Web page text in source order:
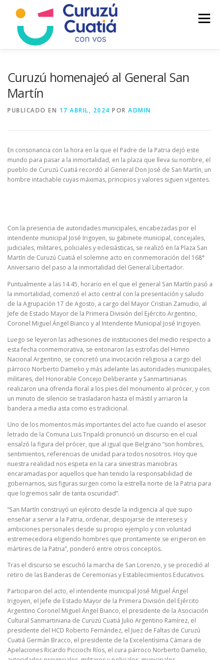
contenido
Menú
Curuzú homenajeó al General San
Martín
PUBLICADO EN 17 ABRIL, 2024 POR ADMIN
En consonancia con la hora en la que el Padre de la Patria dejó este
mundo para pasar a la inmortalidad, en la plaza que lleva su nombre, el
pueblo de Curuzú Cuatiá recordó al General Don José de San Martín, un
hombre intachable cuyas máximas, principios y valores siguen vigentes.
Con la presencia de autoridades municipales, encabezadas por el
intendente municipal José Irigoyen, su gabinete municipal, concejales,
judiciales, militares, policiales y eclesiásticas, se realizó en la Plaza San
Martín de Curuzú Cuatiá el solemne acto en conmemoración del 168°
Aniversario del paso a la inmortalidad del General Libertador.
Puntualmente a las 14.45, horario en el que el general San Martín pasó a
la inmortalidad, comenzó el acto central con la presentación y saludo
de la Agrupación 17 de Agosto, a cargo del Mayor Cristian Zamudio, al
Jefe de Estado Mayor de la Primera División del Ejército Argentino,
Coronel Miguel Ángel Bianco y al Intendente Municipal José Irigoyen.
Luego se leyeron las adhesiones de instituciones del medio respecto a
esta fecha conmemorativa, se entonaron las estrofas del Himno
Nacional Argentino, se concretó una invocación religiosa a cargo del
párroco Norberto Damelio y más adelante las autoridades municipales,
militares, del Honorable Concejo Deliberante y Sanmartinianas
realizaron una ofrenda floral a los pies del monumento al prócer, y con
un minuto de silencio se trasladaron hasta el mástil y arriaron la
bandera a media asta como es tradicional.
Uno de los momentos más importantes del acto fue cuando el asesor
letrado de la Comuna Luis Tripaldi pronunció un discurso en el cual
ensalzó la figura del prócer, que al igual que Belgrano “son hombres,
sentimientos, referencias de unidad para todos nosotros. Hoy que
nuestra realidad nos espeta en la cara siniestras maniobras
encaramadas por aquellos que han tenido la responsabilidad de
gobernarnos, sus figuras surgen como la estrella norte de la Patria para
que logremos salir de tanta oscuridad”.
“San Martín construyó un ejército desde la indigencia al que supo
enseñar a servir a la Patria, ordenar, despojarse de intereses y
ambiciones personales desde su propio ejemplo y con voluntad
estremecedora eligiendo hombres que prontamente se erigieron en
mártires de la Patria”, ponderó entre otros conceptos.
Tras el discurso se escuchó la marcha de San Lorenzo, y se procedió al
retiro de las Banderas de Ceremonias y Establecimientos Educativos.
Participaron del acto, el intendente municipal José Miguel Ángel
Irigoyen, el Jefe de Estado Mayor de la Primera División del Ejército
Argentino Coronel Miguel Ángel Bianco, el presidente de la Asociación
Cultural Sanmartiniana de Curuzú Cuatiá Julio Argentino Ramírez, el
presidente del HCD Roberto Fernández, el Juez de Faltas de Curuzú
Cuatiá Germán Bracco, el presidente de la Excelentísima Cámara de
Apelaciones Ricardo Picciochi Ríos, el cura párroco Norberto Damelio,